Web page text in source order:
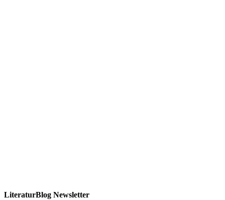
LiteraturBlog Newsletter